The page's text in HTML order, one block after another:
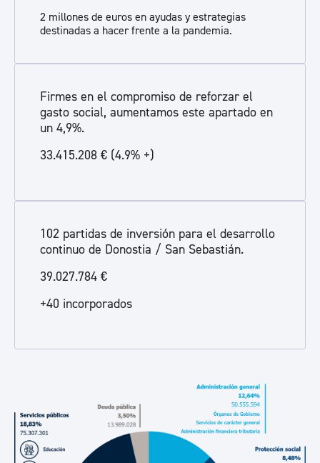
2 millones de euros en ayudas y estrategias
destinadas a hacer frente a la pandemia.
Firmes en el compromiso de reforzar el
gasto social, aumentamos este apartado en
un 4,9%.
33.415.208 € (4.9% +)
102 partidas de inversión para el desarrollo
continuo de Donostia / San Sebastián.
39.027.784 €
+40 incorporados